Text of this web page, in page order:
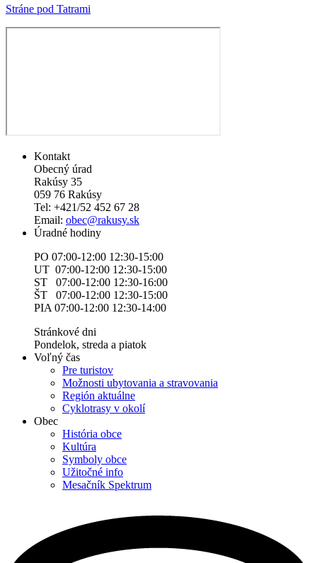
Stráne pod Tatrami
Kontakt
Obecný úrad
Rakúsy 35
059 76 Rakúsy
Tel: +421/52 452 67 28
Email: obec@rakusy.sk
Úradné hodiny
PO 07:00-12:00 12:30-15:00
UT 07:00-12:00 12:30-15:00
ST 07:00-12:00 12:30-16:00
ŠT 07:00-12:00 12:30-15:00
PIA 07:00-12:00 12:30-14:00
Stránkové dni
Pondelok, streda a piatok
Voľný čas
Pre turistov
Možnosti ubytovania a stravovania
Región aktuálne
Cyklotrasy v okolí
Obec
História obce
Kultúra
Symboly obce
Užitočné info
Mesačník Spektrum